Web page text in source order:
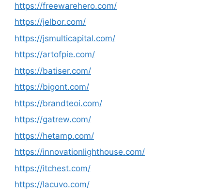
https://freewarehero.com/
https://jelbor.com/
https://jsmulticapital.com/
https://artofpie.com/
https://batiser.com/
https://bigont.com/
https://brandteoi.com/
https://gatrew.com/
https://hetamp.com/
https://innovationlighthouse.com/
https://itchest.com/
https://lacuvo.com/